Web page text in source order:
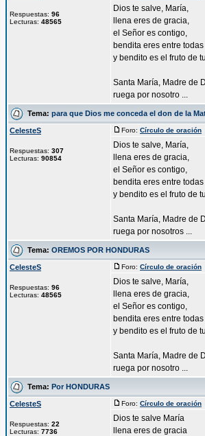
Respuestas: 96
Lecturas: 48565
Dios te salve, María,
llena eres de gracia,
el Señor es contigo,
bendita eres entre
y bendito es el fruto de
Santa María, Madre de
ruega por nosotro ...
Tema: para que Dios me conceda el don de la
CelesteS
Respuestas: 307
Lecturas: 90854
Foro: Círculo de oración
Dios te salve, María,
llena eres de gracia,
el Señor es contigo,
bendita eres entre
y bendito es el fruto de
Santa María, Madre de
ruega por nosotros ...
Tema: OREMOS POR HONDURAS
CelesteS
Respuestas: 96
Lecturas: 48565
Foro: Círculo de oración
Dios te salve, María,
llena eres de gracia,
el Señor es contigo,
bendita eres entre
y bendito es el fruto de
Santa María, Madre de
ruega por nosotro ...
Tema: Por HONDURAS
CelesteS
Respuestas: 22
Lecturas: 7736
Foro: Círculo de oración
Dios te salve María
llena eres de gracia